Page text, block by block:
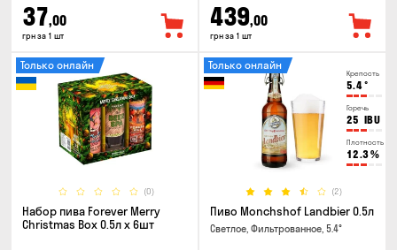
37,00
грн за 1 шт
439,00
грн за 1 шт
(0)
Только онлайн
Набор пива Forever Merry
Christmas Box 0.5л x 6шт
Крепость
5.4°
Горечь
25 IBU
Плотность
12.3%
(2)
Только онлайн
Пиво Monchshof Landbier 0.5л
Светлое, Фильтрованное, 5.4°